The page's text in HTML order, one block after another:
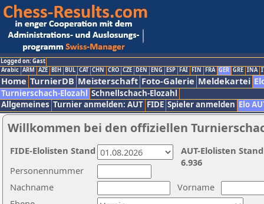
Logged on: Gast
Arabic ARM AZE BIH BUL CAT CHN CRO CZE DEN ENG ESP FAI FIN FRA GER GRE INA
Home TurnierDB Meisterschaft Foto-Galerie Meldekartei
Turnierschach-Elozahl Schnellschach-Elozahl
Allgemeines Turnier anmelden: AUT FIDE Spieler anmelden Elo
Willkommen bei den offiziellen
Nachname
Vorname
Personennummer
AUT-Elolisten
6.936
FIDE-Elolisten Stand